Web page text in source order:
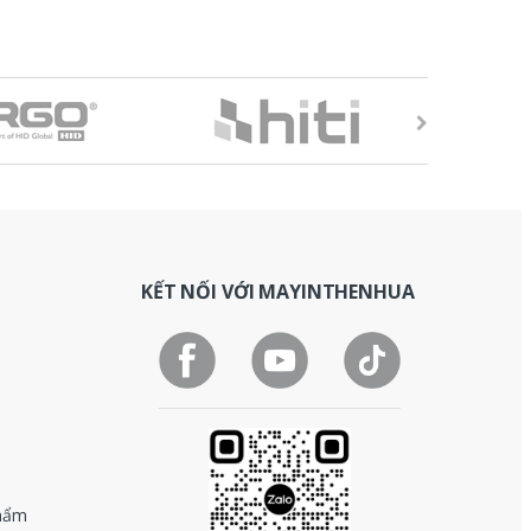
KẾT NỐI VỚI MAYINTHENHUA